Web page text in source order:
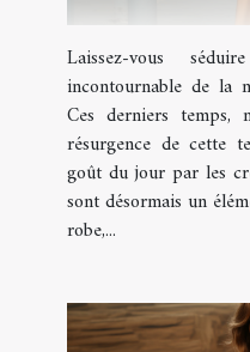
Laissez-vous
incontournable de la
Ces derniers temps,
résurgence de cette
goût du jour par les
sont désormais un
robe,...